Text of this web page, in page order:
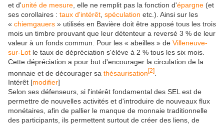
et d'unité de mesure , elle ne remplit pas la fonction d'épargne (et
ses corollaires : taux d'intérêt spéculation etc.). Ainsi sur les
« chiemgauers » utilisés en Bavière doit être apposé tous les trois
mois un timbre prouvant que leur détenteur a reversé 3 % de leur
valeur à un fonds commun. Pour les « abeilles » de Villeneuve-
sur-Lot le taux de dépréciation s'élève à 2 % tous les six mois.
Cette dépréciation a pour but d'encourager la circulation de la
monnaie et de décourager sa thésaurisation[2]
Intérêt [modifier]
Selon ses défenseurs, si l'intérêt fondamental des SEL est de
permettre de nouvelles activités et d'introduire de nouveaux flux
monétaires, afin de pallier le manque de monnaie traditionnelle
des participants, ils permettent surtout de créer des liens, de